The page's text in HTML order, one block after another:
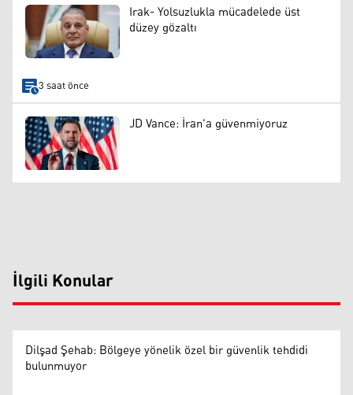
Irak- Yolsuzlukla mücadelede üst
düzey gözaltı
3 saat önce
JD Vance: İran'a güvenmiyoruz
İlgili Konular
Dilşad Şehab: Bölgeye yönelik özel bir güvenlik tehdidi
bulunmuyor